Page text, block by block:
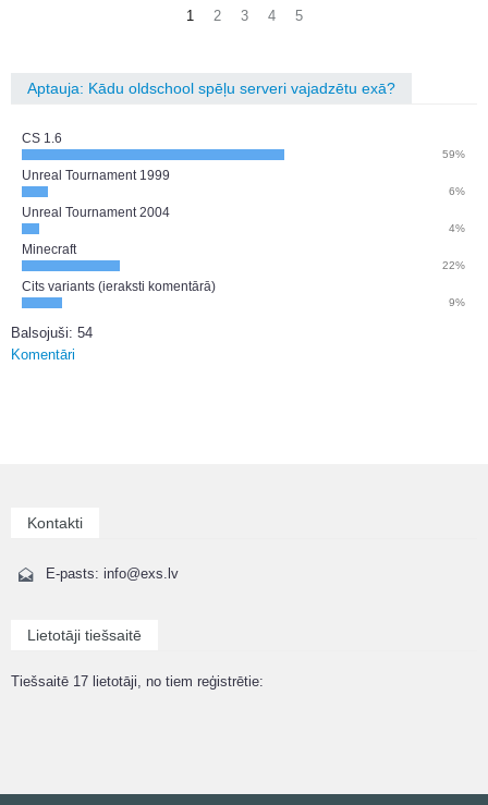
1 2 3 4 5
Aptauja: Kādu oldschool spēļu serveri vajadzētu exā?
CS 1.6
59%
Unreal Tournament 1999
6%
Unreal Tournament 2004
4%
Minecraft
22%
Cits variants (ieraksti komentārā)
9%
Balsojuši: 54
Komentāri
Kontakti
E-pasts: info@exs.lv
Lietotāji tiešsaitē
Tiešsaitē 17 lietotāji, no tiem reģistrētie: